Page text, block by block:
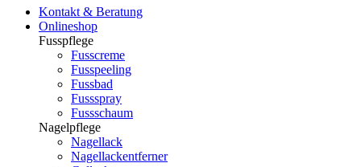
Kontakt & Beratung
Onlineshop
Fusspflege
Fusscreme
Fusspeeling
Fussbad
Fussspray
Fussschaum
Nagelpflege
Nagellack
Nagellackentferner